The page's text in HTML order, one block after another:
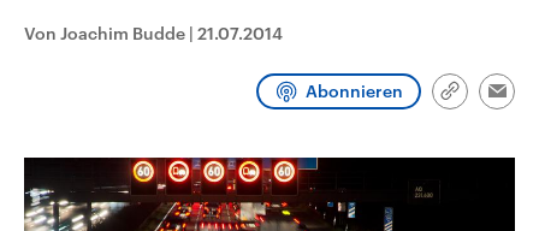
mit großem Einfluss auf das
aktuelle Weltgeschehen.
Programm Podcasts
Audio-Archiv
Von Joachim Budde | 21.07.2014
Abonnieren
Link